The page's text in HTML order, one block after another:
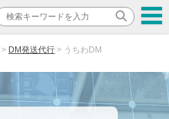
DM発送代行 うちわDM